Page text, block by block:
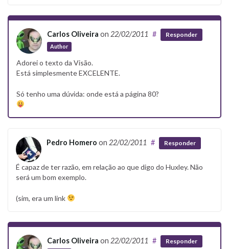
Carlos Oliveira on 22/02/2011
Author
# Responder
Adorei o texto da Visão.
Está simplesmente EXCELENTE.
Só tenho uma dúvida: onde está a página 80?
Pedro Homero on 22/02/2011 # Responder
É capaz de ter razão, em relação ao que digo do Huxley. Não
será um bom exemplo.
(sim, era um link
Carlos Oliveira on 22/02/2011 # Responder